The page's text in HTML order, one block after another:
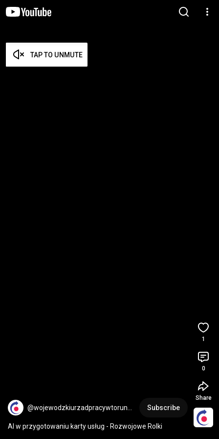
TAP TO UNMUTE
@wojewodzkiurzadpracywtorun72
Subscribe
AI w przygotowaniu karty usług - Rozwojowe Rolki
1
0
Share